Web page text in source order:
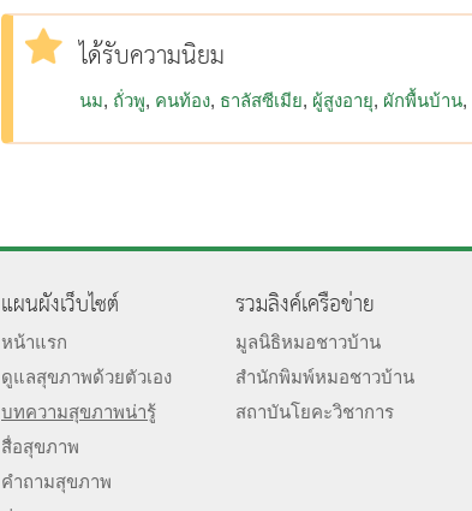
ได้รับความนิยม
นม ถั่วพู คนท้อง ธาลัสซีเมีย ผู้สูงอายุ ผักพื้นบ้าน
แผนผังเว็บไซต์
หน้าแรก
ดูแลสุขภาพด้วยตัวเอง
บทความสุขภาพน่ารู้
สื่อสุขภาพ
คำถามสุขภาพ
รวมลิงค์เครือข่าย
มูลนิธิหมอชาวบ้าน
สำนักพิมพ์หมอชาวบ้าน
สถาบันโยคะวิชาการ